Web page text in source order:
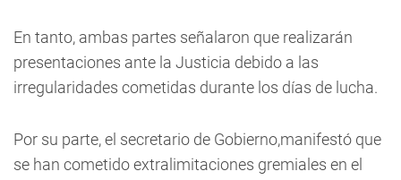
En tanto, ambas partes señalaron que realizarán
presentaciones ante la Justicia debido a las
irregularidades cometidas durante los días de lucha.
Por su parte, el secretario de Gobierno,manifestó que
se han cometido extralimitaciones gremiales en el